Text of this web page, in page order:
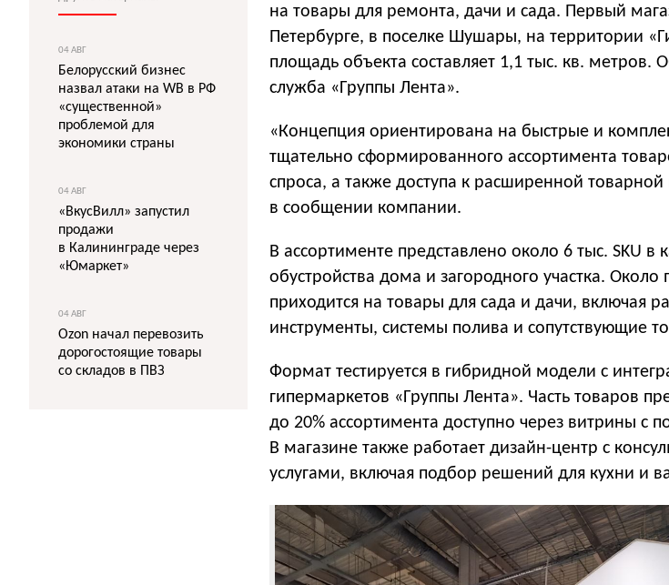
на товары для ремонта, дачи и сада. Первый
Петербурге, в поселке Шушары, на территории
площадь объекта составляет 1,1 тыс. кв. метров.
служба «Группы Лента».
«Концепция ориентирована на быстрые и
тщательно сформированного ассортимента
спроса, а также доступа к расширенной
в сообщении компании.
В ассортименте представлено около 6 тыс. SKU в
обустройства дома и загородного участка.
приходится на товары для сада и дачи, включая
инструменты, системы полива и сопутствующие
Формат тестируется в гибридной модели с
гипермаркетов «Группы Лента». Часть товаров
до 20% ассортимента доступно через витрины с
В магазине также работает дизайн-центр с
услугами, включая подбор решений для кухни и
04 АВГ
Белорусский бизнес
назвал атаки на WB в РФ
«существенной»
проблемой для
экономики страны
04 АВГ
«ВкусВилл» запустил
продажи
в Калининграде через
«Юмаркет»
04 АВГ
Ozon начал перевозить
дорогостоящие товары
со складов в ПВЗ